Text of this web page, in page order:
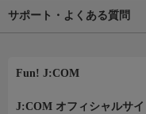
サポート・よくある質問
Fun! J:COM
J:COM オフィシャルサイ